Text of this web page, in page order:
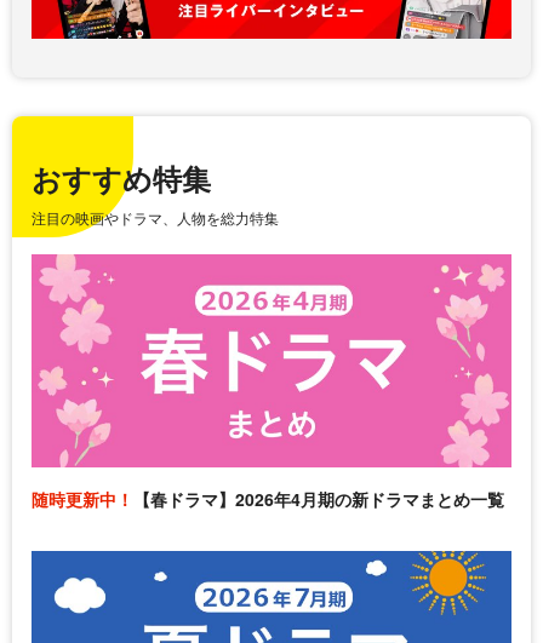
おすすめ特集
注目の映画やドラマ、人物を総力特集
随時更新中！ 【春ドラマ】2026年4月期の新ドラマまとめ一覧